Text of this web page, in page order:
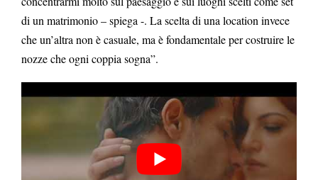
di un matrimonio – spiega -. La scelta di una location invece
che un’altra non è casuale, ma è fondamentale per costruire le
nozze che ogni coppia sogna”.